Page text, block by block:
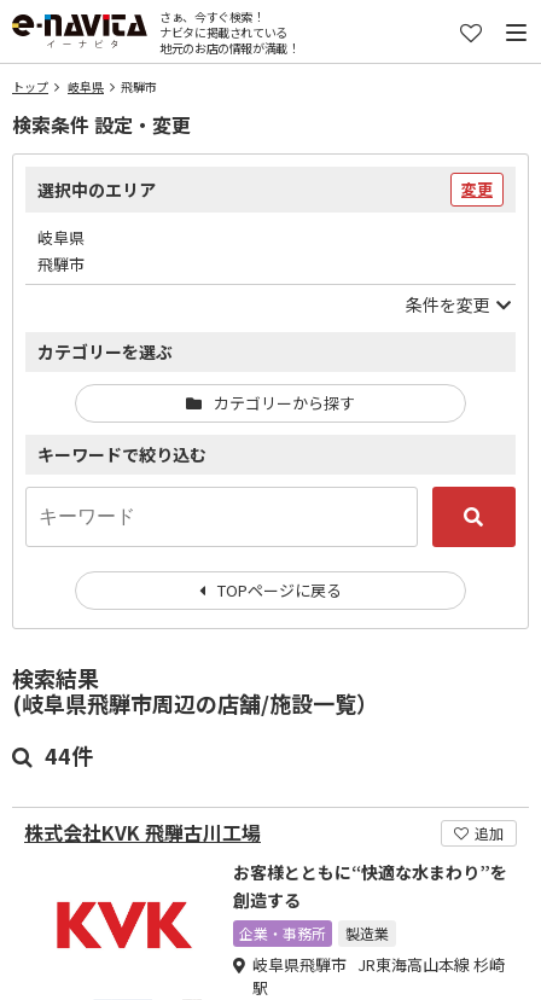
さぁ、今すぐ検索！
ナビタに掲載されている
地元のお店の情報が満載！
トップ 岐阜県 飛騨市
検索結果
(岐阜県飛騨市周辺の店舗/施設一覧）
44件
株式会社KVK 飛騨古川工場 追加
お客様とともに“快適な水まわり”を
創造する
企業・事務所 製造業
岐阜県飛騨市 JR東海高山本線 杉崎
駅
検索条件 設定・変更
選択中のエリア 変更
岐阜県
飛騨市
条件を変更
カテゴリーを選ぶ
カテゴリーから探す
キーワードで絞り込む
TOPページに戻る